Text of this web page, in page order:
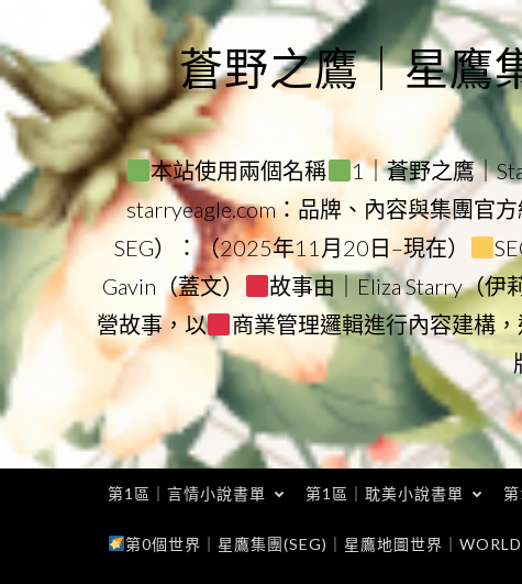
to
content
蒼野之鷹｜星鷹
本站使用兩個名稱 1｜蒼野之鷹｜
starryeagle.com：品牌、內容與集團官
SEG）：（2025年11月20日–現在）
Gavin（蓋文）
故事由｜Eliza Starry（伊
營故事，以
商業管理邏輯進行內容建構
第1區｜言情小說書單 第1區｜耽美小說書單
第0個世界｜星鷹集團(SEG)｜星鷹地圖世界｜